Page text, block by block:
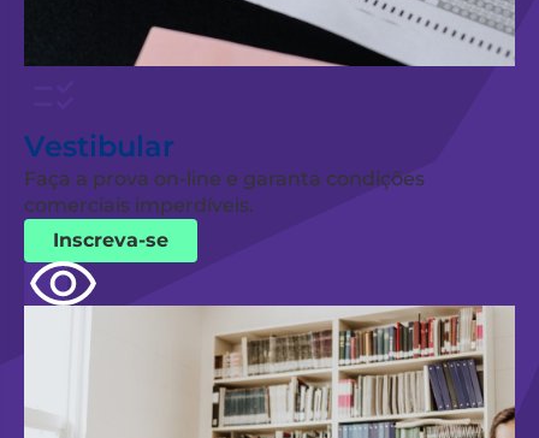
Vestibular
Faça a prova on-line e garanta condições
comerciais imperdíveis.
Inscreva-se